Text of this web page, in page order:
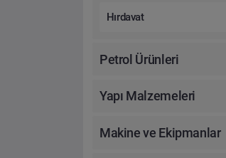
Hırdavat
Petrol Ürünleri
Yapı Malzemeleri
Makine ve Ekipmanlar